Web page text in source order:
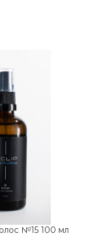
№15 100 мл